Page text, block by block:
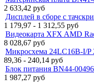
2 633,42 руб
Дисплей в сборе с
1 179,97 - 1 312,55 руб
Видеокарта XFX AMD
8 028,67 руб
Микросхема 24LC16B-I/P
89,36 - 240,14 руб
Блок питания BN44-
1 987,27 руб